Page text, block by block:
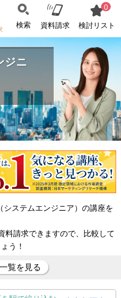
検索 資料請求
0
検討リスト
ステムエンジニア）の講座を
料請求できますので、比較して
う！
覧を見る